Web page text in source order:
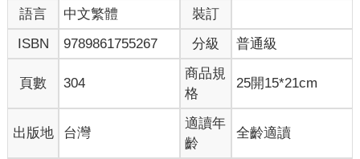
面向都改善百分之一，全部加起來就會得到可觀的成長。」
布萊爾斯福德跟他的教練團隊一開始做的小調整，可能在你的料
想之內：重新設計單車坐墊，使其更為舒適；在輪胎上塗抹酒
精，增加抓地力；要求選手穿上電熱式緊身褲，讓肌肉在騎車時
維持理想溫度；使用生物反饋感應器監控每個選手對不同訓練的
反應；在風洞測試不同的布料，讓室外比賽的選手換穿室內比賽
服，因為那更輕，也更符合空氣力學。
然而，他們並未止步於此。布萊爾斯福德跟他的團隊繼續在被忽
略、未被料想到之處尋求百分之一的改善：測試不同的按摩油，
語言 中文繁體
裝訂
ISBN
9789861755267 分級 普通級
頁數 304
商品規
格
25開15*21cm
出版地 台灣
適讀年
齡
全齡適讀